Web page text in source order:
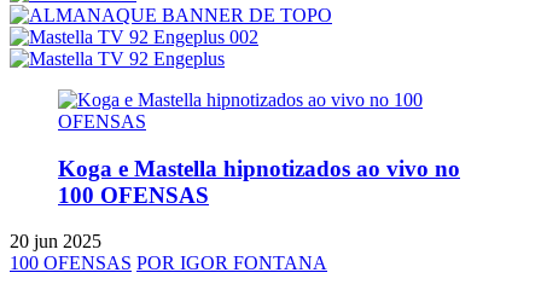
Koga e Mastella hipnotizados ao vivo no
100 OFENSAS
20 jun 2025
100 OFENSAS POR IGOR FONTANA